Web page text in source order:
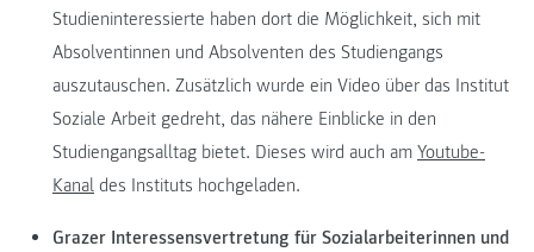
Studieninteressierte haben dort die Möglichkeit, sich mit
Absolventinnen und Absolventen des Studiengangs
auszutauschen. Zusätzlich wurde ein Video über das Institut
Soziale Arbeit gedreht, das nähere Einblicke in den
Studiengangsalltag bietet. Dieses wird auch am Youtube-
Kanal des Instituts hochgeladen.
Grazer Interessensvertretung für Sozialarbeiterinnen und